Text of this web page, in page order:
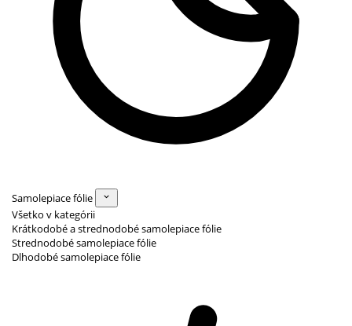
Samolepiace fólie
Všetko v kategórii
Krátkodobé a strednodobé samolepiace fólie
Strednodobé samolepiace fólie
Dlhodobé samolepiace fólie